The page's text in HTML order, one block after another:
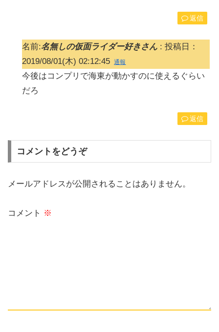
返信
名前:名無しの仮面ライダー好きさん : 投稿日：
2019/08/01(木) 02:12:45 通報
今後はコンプリで海東が動かすのに使えるぐらい
だろ
返信
コメントをどうぞ
メールアドレスが公開されることはありません。
コメント ※